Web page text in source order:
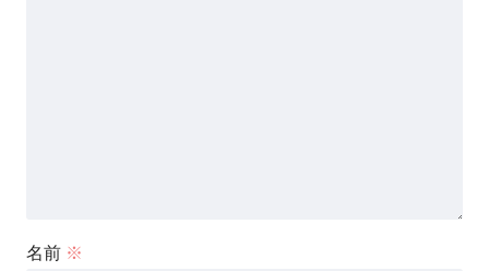
名前 ※